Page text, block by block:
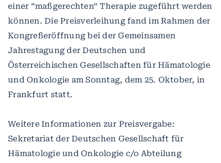
einer “maßgerechten“ Therapie zugeführt werden
können. Die Preisverleihung fand im Rahmen der
Kongreßeröffnung bei der Gemeinsamen
Jahrestagung der Deutschen und
Österreichischen Gesellschaften für Hämatologie
und Onkologie am Sonntag, dem 25. Oktober, in
Frankfurt statt.
Weitere Informationen zur Preisvergabe:
Sekretariat der Deutschen Gesellschaft für
Hämatologie und Onkologie c/o Abteilung